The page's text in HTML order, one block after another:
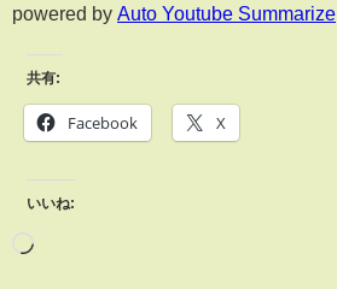
powered by Auto Youtube Summarize
共有:
Facebook X
いいね: